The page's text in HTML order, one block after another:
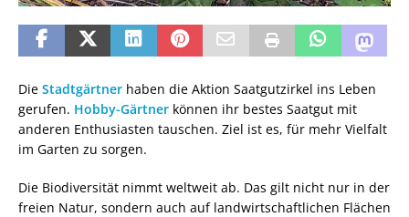
Die Stadtgärtner haben die Aktion Saatgutzirkel ins Leben
gerufen. Hobby-Gärtner können ihr bestes Saatgut mit
anderen Enthusiasten tauschen. Ziel ist es, für mehr Vielfalt
im Garten zu sorgen.
Die Biodiversität nimmt weltweit ab. Das gilt nicht nur in der
freien Natur, sondern auch auf landwirtschaftlichen Flächen